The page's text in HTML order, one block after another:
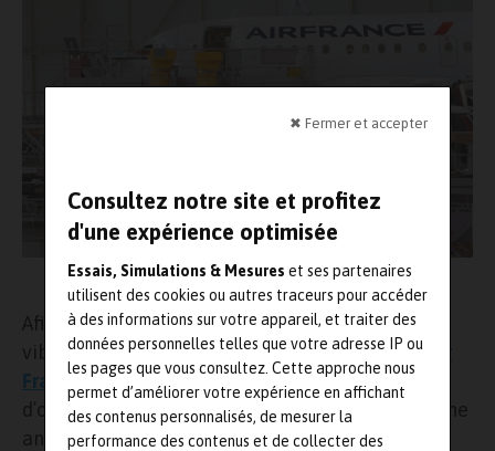
✖ Fermer et accepter
Consultez notre site et profitez
d'une expérience optimisée
Essais, Simulations & Mesures et ses partenaires
utilisent des cookies ou autres traceurs pour accéder
à des informations sur votre appareil, et traiter des
données personnelles telles que votre adresse IP ou
les pages que vous consultez. Cette approche nous
permet d’améliorer votre expérience en affichant
des contenus personnalisés, de mesurer la
performance des contenus et de collecter des
Photo : courtesy of Air France
Afin de relever les défis en matière de contrôle
vibratoire et mener des mesures plus fiables,
Air
France Industriesa fait appel àHBKafin
d’optimiser son banc de mesureZephyr
. Après une
analyse approfondie des besoins, les ingénieurs